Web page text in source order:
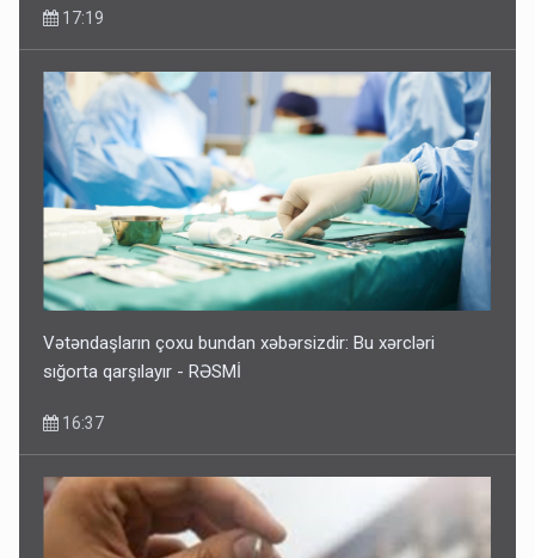
17:19
Vətəndaşların çoxu bundan xəbərsizdir: Bu xərcləri
sığorta qarşılayır - RƏSMİ
16:37